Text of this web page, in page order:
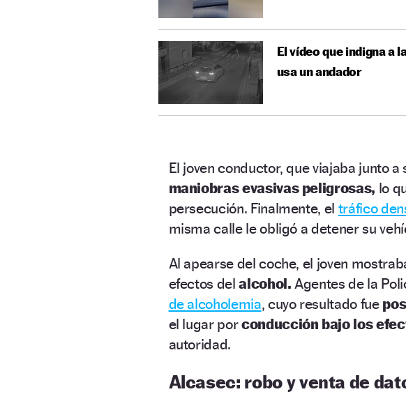
El vídeo que indigna a
usa un andador
El joven conductor, que viajaba junto
maniobras evasivas peligrosas, lo
persecución. Finalmente, el tráfico
misma calle le obligó a detener su
Al apearse del coche, el joven
efectos delalcohol. Agentes de la
de alcoholemia, cuyo resultado fue
el lugar porconducción bajo los
autoridad.
Alcasec: robo y venta de